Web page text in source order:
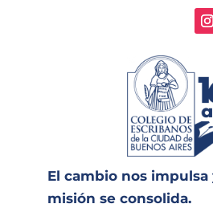
El cambio nos impulsa
misión se consolida.